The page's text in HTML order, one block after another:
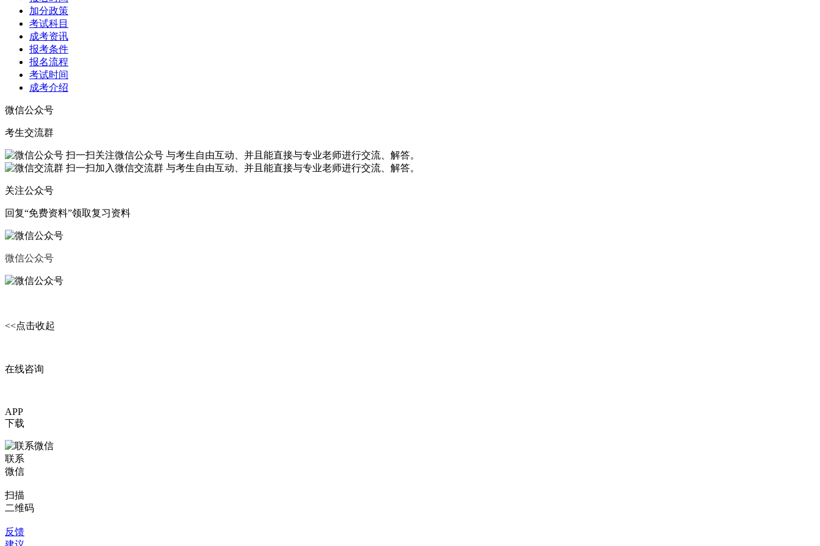
加分政策
考试科目
成考资讯
报考条件
报名流程
考试时间
成考介绍
微信公众号
考生交流群
扫一扫关注微信公众号 与考生自由互动、并且能直接与专业老师进行交流、解答。
扫一扫加入微信交流群 与考生自由互动、并且能直接与专业老师进行交流、解答。
关注公众号
回复“免费资料”领取复习资料
微信公众号
<<点击收起
在线咨询
APP
下载
联系
微信
扫描
二维码
反馈